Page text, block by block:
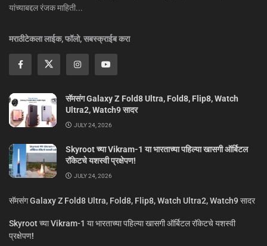
यांच्याबद्दल रंजक माहिती...
मराठीटेकला लाईक, फॉलो, सबस्क्राईब करा
सॅमसंग Galaxy Z Fold8 Ultra, Fold8, Flip8, Watch
Ultra2, Watch9 सादर
JULY 24, 2026
Skyroot च्या Vikram-1 या भारताच्या पहिल्या खासगी ऑर्बिटल
रॉकेटचे यशस्वी प्रक्षेपण!
JULY 24, 2026
सॅमसंग Galaxy Z Fold8 Ultra, Fold8, Flip8, Watch Ultra2, Watch9 सादर
Skyroot च्या Vikram-1 या भारताच्या पहिल्या खासगी ऑर्बिटल रॉकेटचे यशस्वी
प्रक्षेपण!